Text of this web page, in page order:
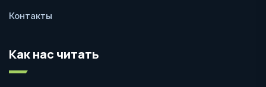
Контакты
Как нас читать